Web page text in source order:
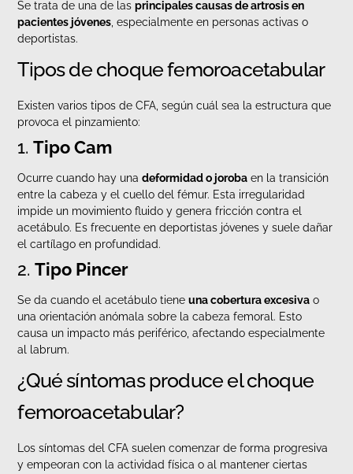
Se trata de una de lasprincipales causas de artrosis en
pacientes jóvenes , especialmente en personas activas o
deportistas.
Tipos de choque femoroacetabular
Existen varios tipos de CFA, según cuál sea la estructura que
provoca el pinzamiento:
1.Tipo Cam
Ocurre cuando hay unadeformidad o joroba en la transición
entre la cabeza y el cuello del fémur. Esta irregularidad
impide un movimiento fluido y genera fricción contra el
acetábulo. Es frecuente en deportistas jóvenes y suele dañar
el cartílago en profundidad.
2.Tipo Pincer
Se da cuando el acetábulo tieneuna cobertura excesiva o
una orientación anómala sobre la cabeza femoral. Esto
causa un impacto más periférico, afectando especialmente
al labrum.
¿Qué síntomas produce el choque
femoroacetabular?
Los síntomas del CFA suelen comenzar de forma progresiva
y empeoran con la actividad física o al mantener ciertas